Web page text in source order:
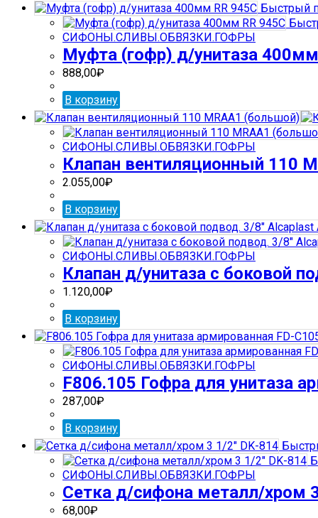
Быстрый
СИФОНЫ.СЛИВЫ.ОБВЯЗКИ.ГОФРЫ
Муфта (гофр) д/унитаза
888,00₽
В корзину
СИФОНЫ.СЛИВЫ.ОБВЯЗКИ.ГОФРЫ
Клапан вентиляционный 110
2.055,00₽
В корзину
СИФОНЫ.СЛИВЫ.ОБВЯЗКИ.ГОФРЫ
Клапан д/унитаза с боковой
1.120,00₽
В корзину
СИФОНЫ.СЛИВЫ.ОБВЯЗКИ.ГОФРЫ
F806.105 Гофра для унитаза
287,00₽
В корзину
СИФОНЫ.СЛИВЫ.ОБВЯЗКИ.ГОФРЫ
Сетка д/сифона металл/хром
68,00₽